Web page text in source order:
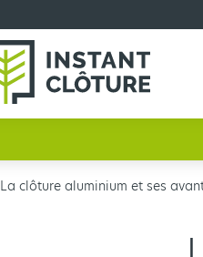
La clôture aluminium et ses